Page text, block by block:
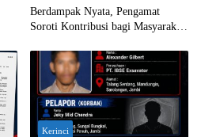
Berdampak Nyata, Pengamat
Soroti Kontribusi bagi Masyarakat
Kerinci